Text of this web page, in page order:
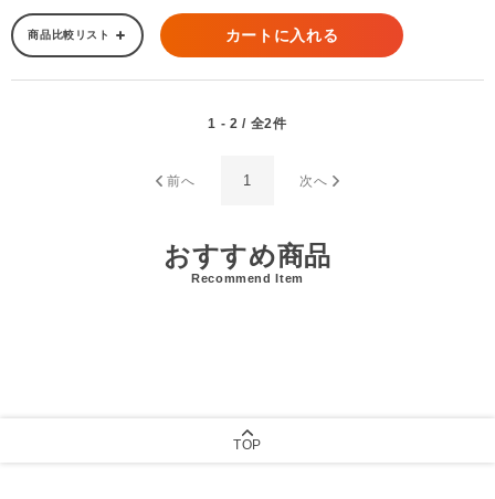
商品比較リスト カートに入れる
1 - 2 / 全2件
前へ 1 次へ
おすすめ商品
Recommend Item
TOP